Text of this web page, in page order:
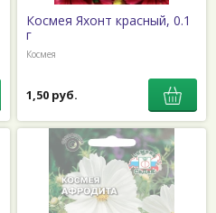
Космея Яхонт красный, 0.1
г
Космея
1,50 руб.